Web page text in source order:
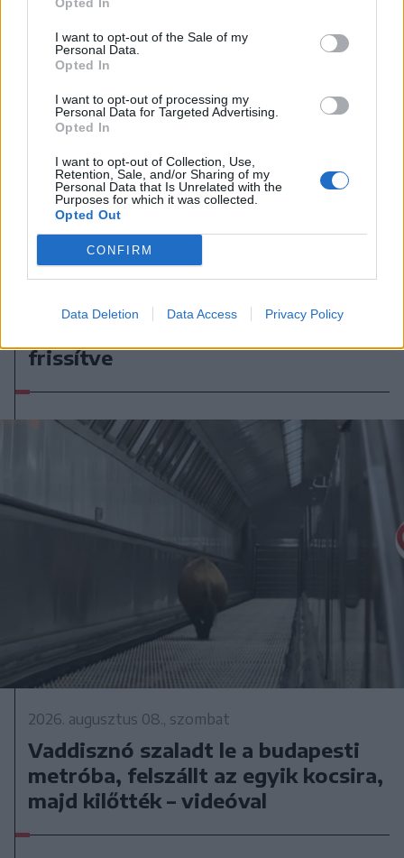
I want to opt-out of the Sale of my
Personal Data.
Opted In
I want to opt-out of processing my
Personal Data for Targeted Advertising.
Opted In
I want to opt-out of Collection, Use,
Retention, Sale, and/or Sharing of my
Personal Data that Is Unrelated with the
Purposes for which it was collected.
Opted Out
CONFIRM
Data Deletion Data Access Privacy Policy
2026. augusztus 08., szombat
Románia irányából érkező ukrán
frissítve
2026. augusztus 08., szombat
Vaddisznó szaladt le a budapesti
metróba, felszállt az egyik kocsira,
majd kilőtték – videóval